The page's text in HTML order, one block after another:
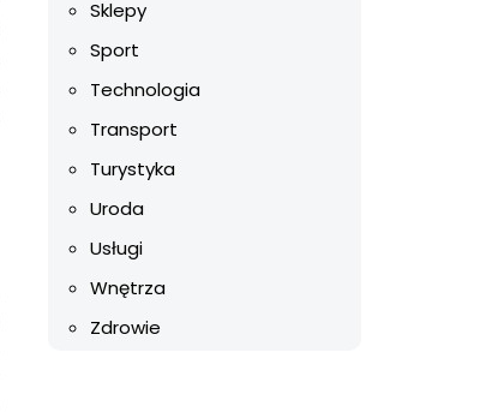
Sklepy
Sport
Technologia
Transport
Turystyka
Uroda
Usługi
Wnętrza
Zdrowie